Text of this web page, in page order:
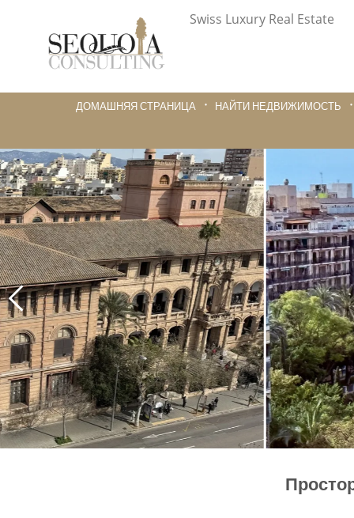
Swiss Luxury Real Estate
ДОМАШНЯЯ СТРАНИЦА НАЙТИ НЕДВИЖИМОСТЬ